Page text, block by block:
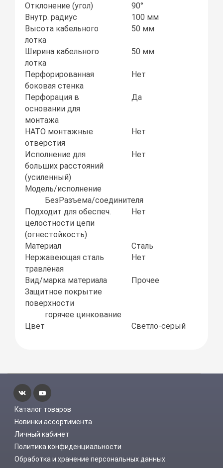
Отклонение (угол)
90°
Внутр. радиус
100 мм
Высота кабельного
лотка
50 мм
Ширина кабельного
лотка
50 мм
Перфорированная
боковая стенка
Нет
Перфорация в
основании для
монтажа
Да
НАТО монтажные
отверстия
Нет
Исполнение для
больших расстояний
(усиленный)
Нет
Модель/исполнение
БезРазъема/соединителя
Подходит для обеспеч.
целостности цепи
(огнестойкость)
Нет
Материал
Сталь
Нержавеющая сталь
травлёная
Нет
Вид/марка материала
Прочее
Защитное покрытие
поверхности
горячее цинкование
Цвет
Светло-серый
Каталог товаров
Новинки ассортимента
Личный кабинет
Политика конфиденциальности
Обработка и хранение персональных данных